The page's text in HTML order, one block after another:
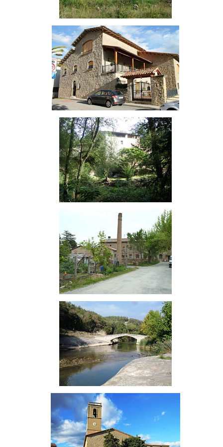
Bellús
Salvans
Molí de Bellús
Molí del Castell
Pont d'Orniu